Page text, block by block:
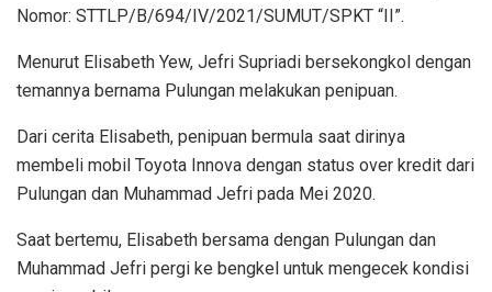
Nomor: STTLP/B/694/IV/2021/SUMUT/SPKT “II”.
Menurut Elisabeth Yew, Jefri Supriadi bersekongkol dengan
temannya bernama Pulungan melakukan penipuan.
Dari cerita Elisabeth, penipuan bermula saat dirinya
membeli mobil Toyota Innova dengan status over kredit dari
Pulungan dan Muhammad Jefri pada Mei 2020.
Saat bertemu, Elisabeth bersama dengan Pulungan dan
Muhammad Jefri pergi ke bengkel untuk mengecek kondisi